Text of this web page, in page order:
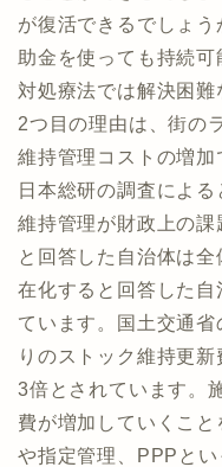
が復活できるでしょ
助金を使っても持続
対処療法では解決困難
2つ目の理由は、街の
維持管理コストの増加
日本総研の調査によ
維持管理が財政上の
と回答した自治体は
在化すると回答した
ています。国土交通
りのストック維持更
3倍とされています。
費が増加していくこ
や指定管理、PPPと